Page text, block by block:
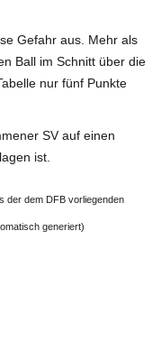
Gefahr aus. Mehr als
Ball im Schnitt über die
nur fünf Punkte
SV auf einen
ist.
der dem DFB vorliegenden
generiert)